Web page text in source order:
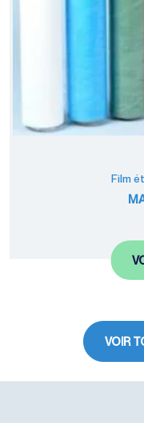
Film
VOIR